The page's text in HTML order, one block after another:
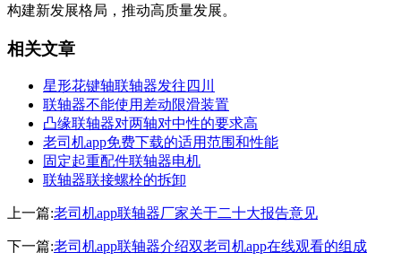
构建新发展格局，推动高质量发展。
相关文章
星形花键轴联轴器发往四川
联轴器不能使用差动限滑装置
凸缘联轴器对两轴对中性的要求高
老司机app免费下载的适用范围和性能
固定起重配件联轴器电机
联轴器联接螺栓的拆卸
上一篇:老司机app联轴器厂家关于二十大报告意见
下一篇:老司机app联轴器介绍双老司机app在线观看的组成